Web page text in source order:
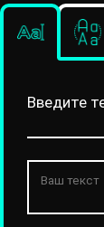
Введите